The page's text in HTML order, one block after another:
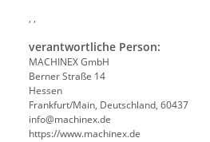
, ,
verantwortliche Person:
MACHINEX GmbH
Berner Straße 14
Hessen
Frankfurt/Main, Deutschland, 60437
info@machinex.de
https://www.machinex.de